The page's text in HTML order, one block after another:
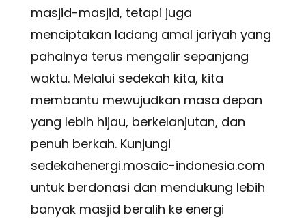
masjid-masjid, tetapi juga
menciptakan ladang amal jariyah yang
pahalnya terus mengalir sepanjang
waktu. Melalui sedekah kita, kita
membantu mewujudkan masa depan
yang lebih hijau, berkelanjutan, dan
penuh berkah. Kunjungi
sedekahenergi.mosaic-indonesia.com
untuk berdonasi dan mendukung lebih
banyak masjid beralih ke energi